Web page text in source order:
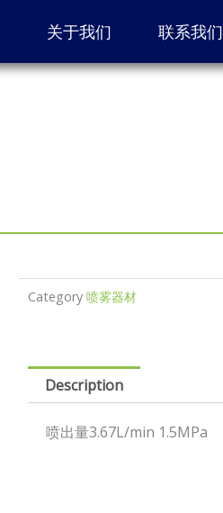
关于我们 联系我们
Category 喷雾器材
Description
喷出量3.67L/min 1.5MPa